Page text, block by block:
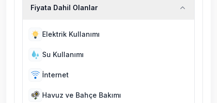
Fiyata Dahil Olanlar
Elektrik Kullanımı
Su Kullanımı
İnternet
Havuz ve Bahçe Bakımı